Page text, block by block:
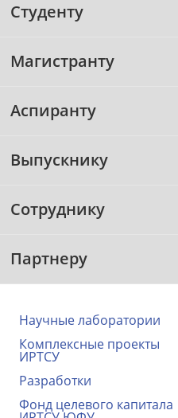
Студенту
Магистранту
Аспиранту
Выпускнику
Сотруднику
Партнеру
Научные лаборатории
Комплексные проекты
ИРТСУ
Разработки
Фонд целевого капитала